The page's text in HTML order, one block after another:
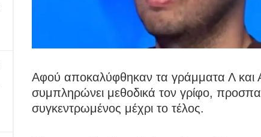
Αφού αποκαλύφθηκαν τα γράμματα Λ και
συμπληρώνει μεθοδικά τον γρίφο,
συγκεντρωμένος μέχρι το τέλος.